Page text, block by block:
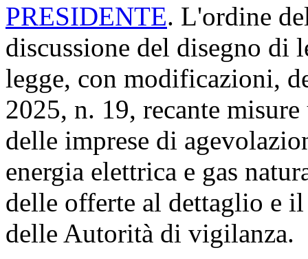
PRESIDENTE. L'ordine
discussione del disegno di
legge, con modificazioni,
2025, n. 19, recante
delle imprese di
energia elettrica e gas
delle offerte al dettaglio e
delle Autorità di vigilanza.